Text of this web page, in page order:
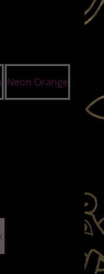
nicht verfügbar.)
Neon Orange